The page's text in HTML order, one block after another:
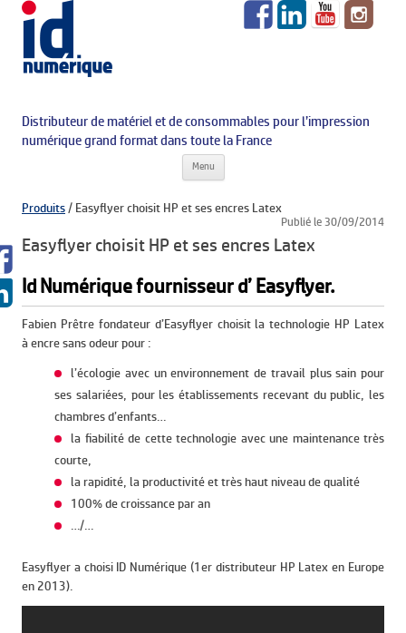
Distributeur de matériel et de consommables pour l’impression
numérique grand format dans toute la France
Menu Aller au contenu principal
Produits/ Easyflyer choisit HP et ses encres Latex
Publié le 30/09/2014
Easyflyer choisit HP et ses encres Latex
Id Numérique fournisseur d’ Easyflyer.
Fabien Prêtre fondateur d’Easyflyer choisit la technologie HP Latex
à encre sans odeur pour :
l’écologie avec un environnement de travail plus sain pour
ses salariées, pour les établissements recevant du public, les
chambres d’enfants…
la fiabilité de cette technologie avec une maintenance très
courte,
la rapidité, la productivité et très haut niveau de qualité
100% de croissance par an
…/…
Easyflyer a choisi ID Numérique (1er distributeur HP Latex en Europe
en 2013).